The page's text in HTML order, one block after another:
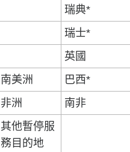
瑞典*
瑞士*
英國
南美洲
巴西*
非洲
南非
其他暫停服
務目的地